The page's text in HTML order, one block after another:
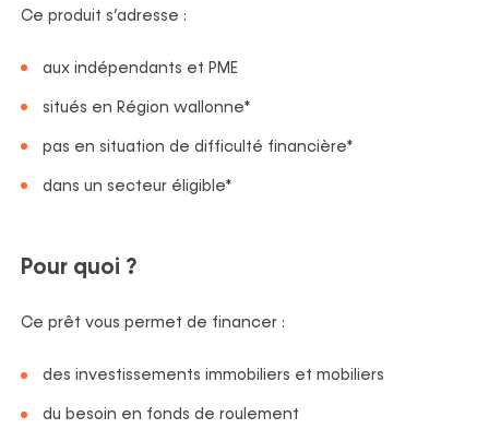
Ce produit s’adresse :
aux indépendants et PME
situés en Région wallonne*
pas en situation de difficulté financière*
dans un secteur éligible*
Pour quoi ?
Ce prêt vous permet de financer :
des investissements immobiliers et mobiliers
du besoin en fonds de roulement